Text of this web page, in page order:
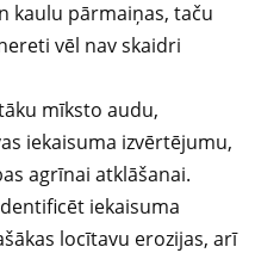
kaulu pārmaiņas, taču
vēl nav skaidri
mīksto audu,
iekaisuma izvērtējumu,
agrīnai atklāšanai.
iekaisuma
locītavu erozijas, arī